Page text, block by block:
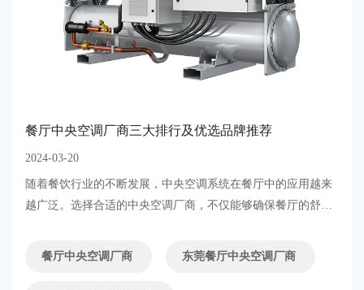
餐厅中央空调厂商三大排行及优选品牌推荐
2024-03-20
​随着餐饮行业的不断发展，中央空调系统在餐厅中的应用越来
越广泛。选择合适的中央空调厂商，不仅能够确保餐厅的舒适
厅中央空调厂商的三大排行，并推荐一些优质的品牌，助您轻
餐厅中央空调厂商 东莞餐厅中央空调厂商